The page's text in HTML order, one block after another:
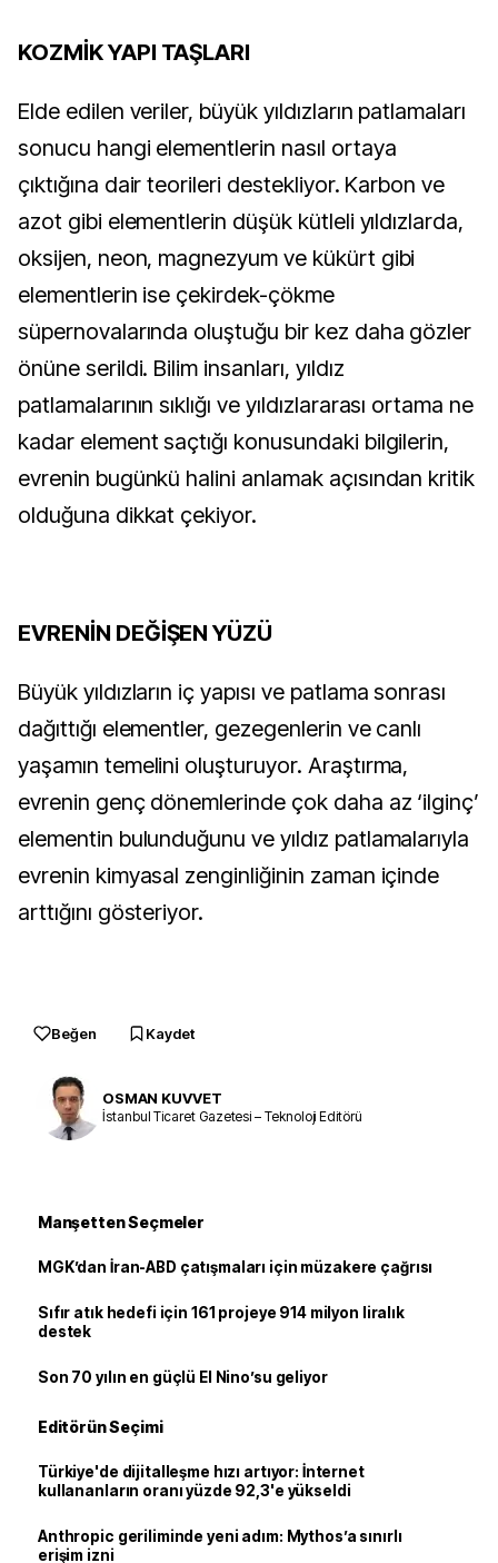
KOZMİK YAPI TAŞLARI
Elde edilen veriler, büyük yıldızların patlamaları
sonucu hangi elementlerin nasıl ortaya
çıktığına dair teorileri destekliyor. Karbon ve
azot gibi elementlerin düşük kütleli yıldızlarda,
oksijen, neon, magnezyum ve kükürt gibi
elementlerin ise çekirdek-çökme
süpernovalarında oluştuğu bir kez daha gözler
önüne serildi. Bilim insanları, yıldız
patlamalarının sıklığı ve yıldızlararası ortama ne
kadar element saçtığı konusundaki bilgilerin,
evrenin bugünkü halini anlamak açısından kritik
olduğuna dikkat çekiyor.
EVRENİN DEĞİŞEN YÜZÜ
Büyük yıldızların iç yapısı ve patlama sonrası
dağıttığı elementler, gezegenlerin ve canlı
yaşamın temelini oluşturuyor. Araştırma,
evrenin genç dönemlerinde çok daha az ‘ilginç’
elementin bulunduğunu ve yıldız patlamalarıyla
evrenin kimyasal zenginliğinin zaman içinde
arttığını gösteriyor.
Beğen Kaydet
OSMAN KUVVET
İstanbul Ticaret Gazetesi – Teknoloji Editörü
Manşetten Seçmeler
MGK’dan İran-ABD çatışmaları için müzakere çağrısı
Sıfır atık hedefi için 161 projeye 914 milyon liralık
destek
Son 70 yılın en güçlü El Nino’su geliyor
Editörün Seçimi
Türkiye'de dijitalleşme hızı artıyor: İnternet
kullananların oranı yüzde 92,3'e yükseldi
Anthropic geriliminde yeni adım: Mythos’a sınırlı
erişim izni